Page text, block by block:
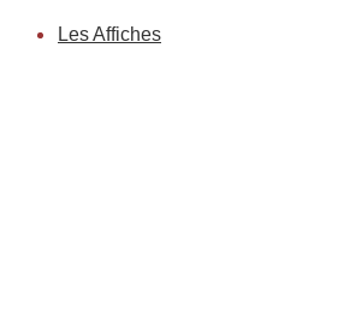
Les Affiches